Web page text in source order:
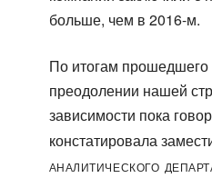
больше, чем в 2016-м.
По итогам прошедшего
преодолении нашей
зависимости пока
констатировала
аналитического